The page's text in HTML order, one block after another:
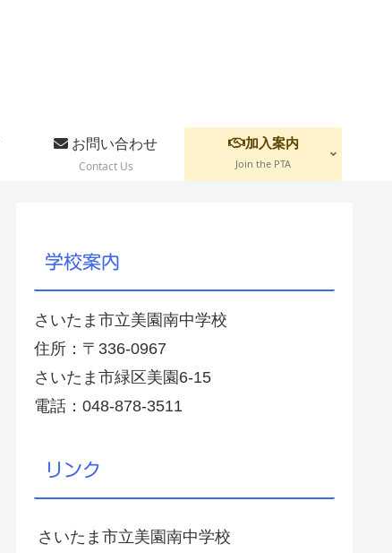
お問い合わせ
Contact Us
加入案内
Join the PTA
学校案内
さいたま市立美園南中学校
住所：〒336-0967
さいたま市緑区美園6-15
電話：048-878-3511
リンク
さいたま市立美園南中学校